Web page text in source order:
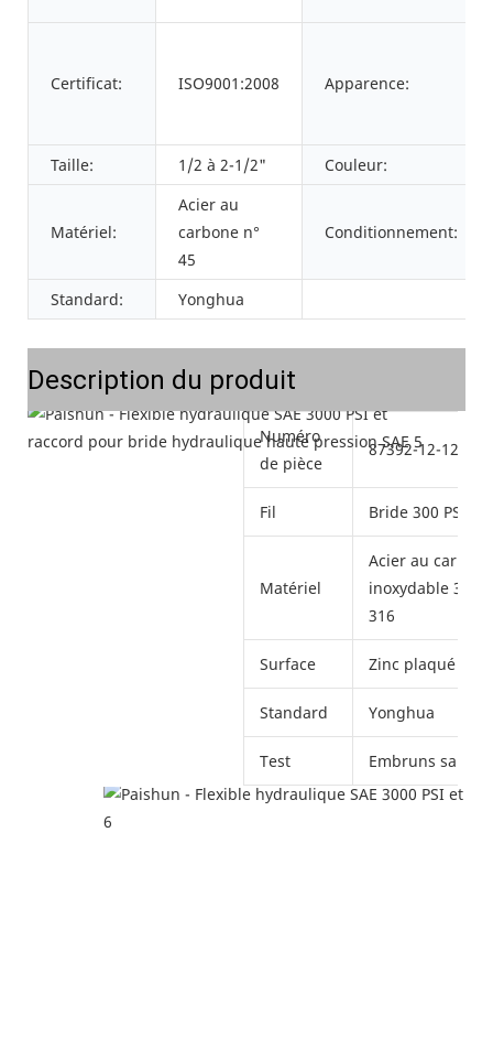
Certificat: ISO9001:2008 Apparence:
Taille: 1/2 à 2-1/2" Couleur:
Matériel:
Acier au
carbone n°
45
Conditionnement:
Standard: Yonghua
Description du produit
Numéro
de pièce
87392-12-12RW
Fil Bride 300 PSI
Matériel
Acier au
inoxydable 304
316
Surface Zinc plaqué
Standard Yonghua
Test Embruns salés